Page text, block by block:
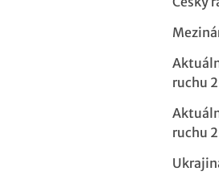
ruchu
ruchu